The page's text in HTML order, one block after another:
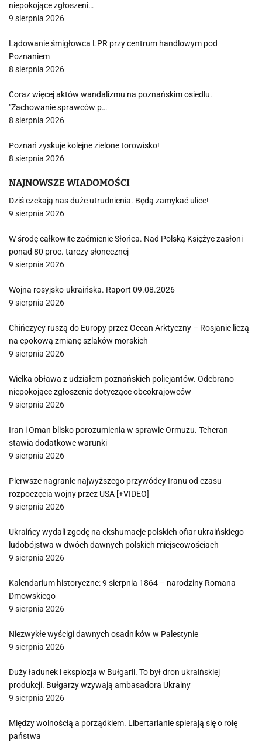
niepokojące zgłoszeni…
9 sierpnia 2026
Lądowanie śmigłowca LPR przy centrum handlowym pod
Poznaniem
8 sierpnia 2026
Coraz więcej aktów wandalizmu na poznańskim osiedlu.
"Zachowanie sprawców p…
8 sierpnia 2026
Poznań zyskuje kolejne zielone torowisko!
8 sierpnia 2026
NAJNOWSZE WIADOMOŚCI
Dziś czekają nas duże utrudnienia. Będą zamykać ulice!
9 sierpnia 2026
W środę całkowite zaćmienie Słońca. Nad Polską Księżyc zasłoni
ponad 80 proc. tarczy słonecznej
9 sierpnia 2026
Wojna rosyjsko-ukraińska. Raport 09.08.2026
9 sierpnia 2026
Chińczycy ruszą do Europy przez Ocean Arktyczny – Rosjanie liczą
na epokową zmianę szlaków morskich
9 sierpnia 2026
Wielka obława z udziałem poznańskich policjantów. Odebrano
niepokojące zgłoszenie dotyczące obcokrajowców
9 sierpnia 2026
Iran i Oman blisko porozumienia w sprawie Ormuzu. Teheran
stawia dodatkowe warunki
9 sierpnia 2026
Pierwsze nagranie najwyższego przywódcy Iranu od czasu
rozpoczęcia wojny przez USA [+VIDEO]
9 sierpnia 2026
Ukraińcy wydali zgodę na ekshumacje polskich ofiar ukraińskiego
ludobójstwa w dwóch dawnych polskich miejscowościach
9 sierpnia 2026
Kalendarium historyczne: 9 sierpnia 1864 – narodziny Romana
Dmowskiego
9 sierpnia 2026
Niezwykłe wyścigi dawnych osadników w Palestynie
9 sierpnia 2026
Duży ładunek i eksplozja w Bułgarii. To był dron ukraińskiej
produkcji. Bułgarzy wzywają ambasadora Ukrainy
9 sierpnia 2026
Między wolnością a porządkiem. Libertarianie spierają się o rolę
państwa